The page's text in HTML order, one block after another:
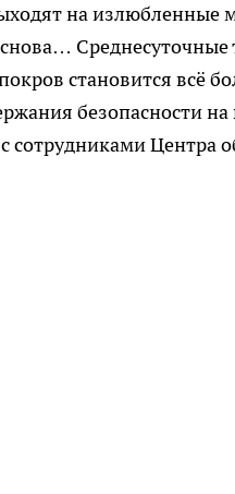
на излюбленные
Среднесуточные
становится всё
безопасности на
сотрудниками Центра